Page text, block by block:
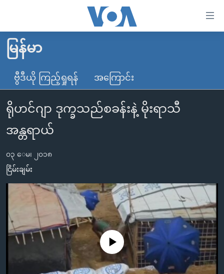
လွယ်ကူ
စေ
သည့်
Link
များ
ပင်မ
သို့
ကျော်
ပင်မ
ညွန်း
မူလစာမျက်နှာ
မြန်မာ
ကမ္ဘာ့သတင်းများ
နိုင်ငံတကာ
အမေရိကန်
အစ္စရေး-ပါလက်စတိုင်း
ဗွီဒီယို
သတင်းလွတ်လပ်ခွင့်
ရပ်ဝန်းတခု လမ်းတခု အလွန်
အင်္ဂလိပ်စာလေ့လာမယ်
မကြေးမုံရဲ့ အင်္ဂလိပ်စာ
ရုပ်ရှင်ထဲက အင်္ဂလိပ်စာ
သုတပဒေသာ အင်္ဂလိပ်စာ
ရေဒီယို
ရေဒီယိုနှင့်ရုပ်သံ အချက်အလက်များ
ရေဒီယို/တီဗွီအစီအစဉ်
Learning English
ဗွီအိုအေ လူမှုကွန်ယက်များ
မြန်မာ
ဗွီဒီယို ကြည့်ရှုရန် အကြောင်း
ရိုဟင်ဂျာ ဒုက္ခသည်စခန်းနဲ့ မိုးရာသီ
အန္တရာယ်
၀၃ ေမ၊ ၂၀၁၈
ငြိမ်းချမ်း
No media source currently available